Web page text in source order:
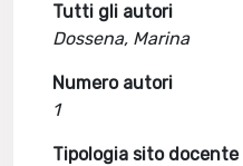
Tutti gli autori
Dossena, Marina
Numero autori
1
Tipologia sito docente